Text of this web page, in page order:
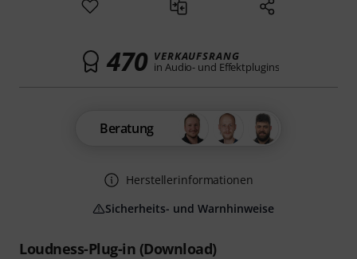
Loudness-Plug-in (Download)
470 VERKAUFSRANG
in Audio- und Effektplugins
Beratung
Herstellerinformationen
Sicherheits- und Warnhinweise